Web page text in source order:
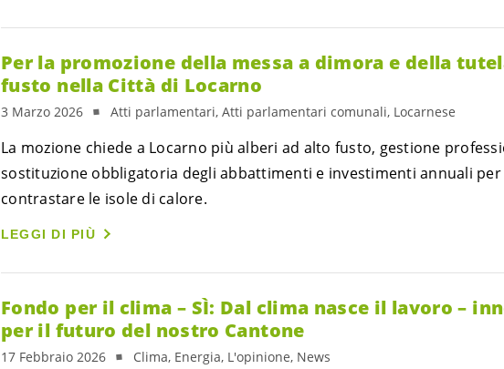
Per la promozione della messa a dimora e della
fusto nella Città di Locarno
3 Marzo 2026 Atti parlamentari, Atti parlamentari comunali, Locarnese
La mozione chiede a Locarno più alberi ad alto fusto, gestione
sostituzione obbligatoria degli abbattimenti e investimenti annuali
contrastare le isole di calore.
LEGGI DI PIÙ
Fondo per il clima – SÌ: Dal clima nasce il lavoro –
per il futuro del nostro Cantone
17 Febbraio 2026 Clima, Energia, L'opinione, News